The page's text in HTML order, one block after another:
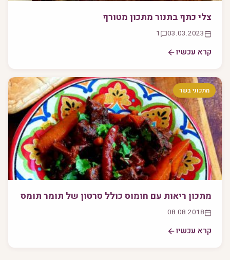
צלי כתף בתנור מתכון מטורף
03.03.2023
1
קרא עכשיו
מתכוני בשר
מתכון ריאות עם חומוס כולל סרטון של תומר תומס
08.08.2018
קרא עכשיו